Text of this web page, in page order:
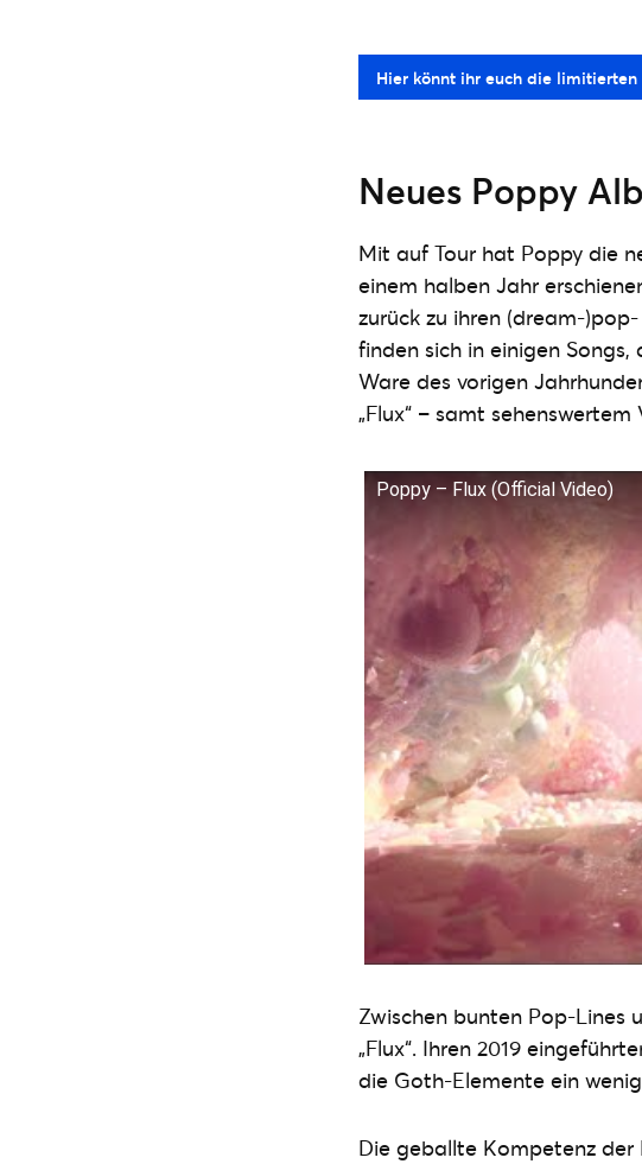
Hier könnt ihr euch die limitierten
Neues Poppy
Mit auf Tour hat Poppy die
einem halben Jahr
zurück zu ihren (dream-
finden sich in einigen
Ware des vorigen
„Flux“ – samt sehenswertem
Poppy – Flux (Official Video)
Zwischen bunten Pop-Lines
„Flux“. Ihren 2019
die Goth-Elemente ein
Die geballte Kompetenz der